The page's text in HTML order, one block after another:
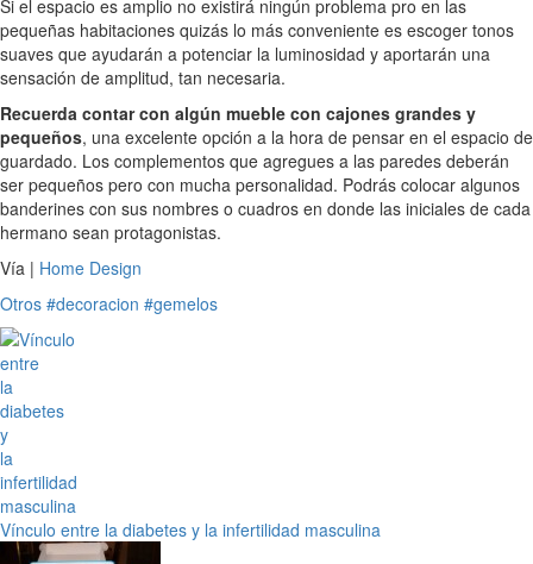
Si el espacio es amplio no existirá ningún problema pro en las
pequeñas habitaciones quizás lo más conveniente es escoger tonos
suaves que ayudarán a potenciar la luminosidad y aportarán una
sensación de amplitud, tan necesaria.
Recuerda contar con algún mueble con cajones grandes y
pequeños, una excelente opción a la hora de pensar en el espacio de
guardado. Los complementos que agregues a las paredes deberán
ser pequeños pero con mucha personalidad. Podrás colocar algunos
banderines con sus nombres o cuadros en donde las iniciales de cada
hermano sean protagonistas.
Vía | Home Design
Otros #decoracion #gemelos
Vínculo entre la diabetes y la infertilidad masculina